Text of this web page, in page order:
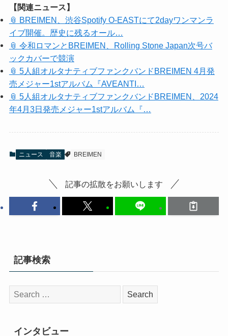
【関連ニュース】
📎 BREIMEN、渋谷Spotify O-EASTにて2dayワンマンラ
イブ開催。歴史に残るオール…
📎 令和ロマンとBREIMEN、Rolling Stone Japan次号バ
ックカバーで競演
📎 5人組オルタナティブファンクバンドBREIMEN 4月発
売メジャー1stアルバム『AVEANTI…
📎 5人組オルタナティブファンクバンドBREIMEN、2024
年4月3日発売メジャー1stアルバム『…
ニュース 音楽 BREIMEN
記事の拡散をお願いします
記事検索
検
索:
インタビュー